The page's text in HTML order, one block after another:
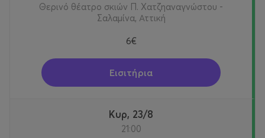
Θερινό θέατρο σκιών Π. Χατζηαναγνώστου -
Σαλαμίνα, Αττική
6€
Εισιτήρια
Κυρ, 23/8
21:00